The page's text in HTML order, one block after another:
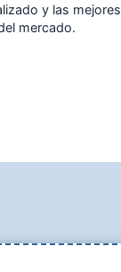
y las mejores
mercado.